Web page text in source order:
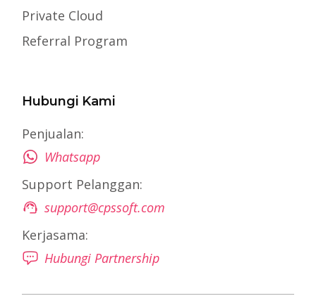
Private Cloud
Referral Program
Hubungi Kami
Penjualan:
Whatsapp
Support Pelanggan:
support@cpssoft.com
Kerjasama:
Hubungi Partnership